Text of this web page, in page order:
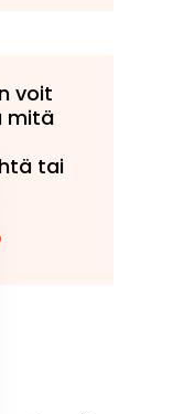
voit
mitä
tai